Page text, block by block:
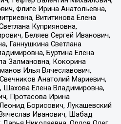
Флиге Ирина Анатольевна,
Вититинова Елена
Куприяновна,
Беляев Сергей Иванович,
Ганнушкина Светлана
Буртина Елена
Залмановна, Кокорина
Илья Вячеславович,
Анатолий Мариевич,
Елена Владимировна,
Протасова Ирина
Борисович, Лукашевский
Иванович, Шабад